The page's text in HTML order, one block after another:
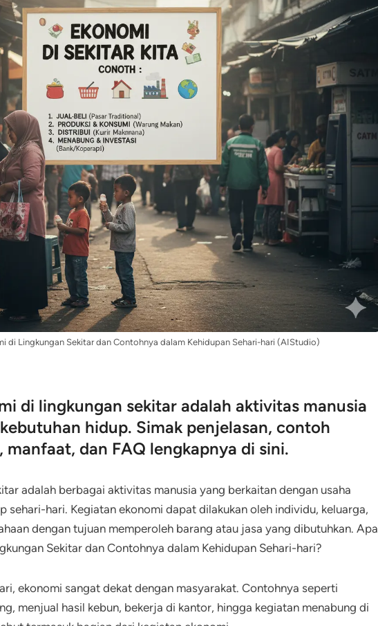
di Lingkungan Sekitar dan Contohnya dalam Kehidupan Sehari-hari (AIStudio)
di lingkungan sekitar adalah aktivitas manusia
hidup. Simak penjelasan, contoh
manfaat, dan FAQ lengkapnya di sini.
adalah berbagai aktivitas manusia yang berkaitan dengan usaha
sehari-hari. Kegiatan ekonomi dapat dilakukan oleh individu, keluarga,
dengan tujuan memperoleh barang atau jasa yang dibutuhkan. Apa
Sekitar dan Contohnya dalam Kehidupan Sehari-hari?
ekonomi sangat dekat dengan masyarakat. Contohnya seperti
menjual hasil kebun, bekerja di kantor, hingga kegiatan menabung di